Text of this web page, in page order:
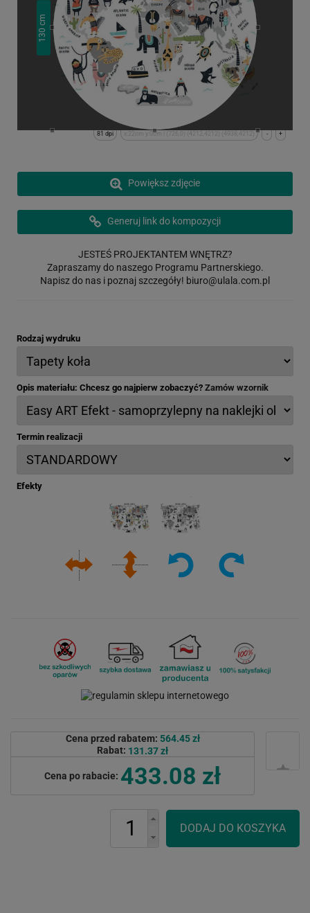
130
cm
+
-
x:22cm y:0cm | (726,0) (4212,4212) (4938,4212)
81 dpi
Powiększ zdjęcie
Generuj link do kompozycji
JESTEŚ PROJEKTANTEM WNĘTRZ?
Zapraszamy do naszego Programu Partnerskiego.
Napisz do nas i poznaj szczegóły! biuro@ulala.com.pl
Rodzaj wydruku
Opis materiału: Chcesz go najpierw zobaczyć? Zamów wzornik
Termin realizacji
Efekty
Cena przed rabatem: 564.45 zł
Rabat: 131.37 zł
Cena po rabacie: 433.08 zł